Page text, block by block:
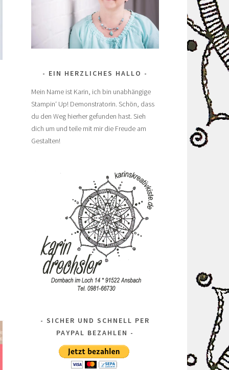
EIN HERZLICHES HALLO
Mein Name ist Karin, ich bin unabhängige
Stampin‘ Up! Demonstratorin. Schön, dass
du den Weg hierher gefunden hast. Sieh
dich um und teile mit mir die Freude am
Gestalten!
SICHER UND SCHNELL PER
PAYPAL BEZAHLEN